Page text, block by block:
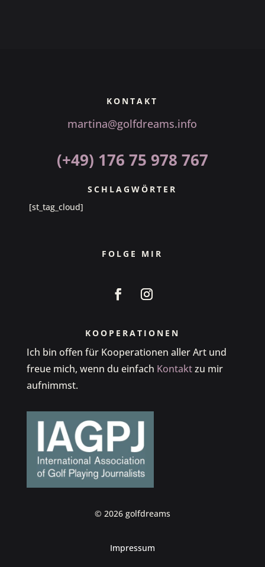
KONTAKT
martina@golfdreams.info
(+49) 176 75 978 767
SCHLAGWÖRTER
[st_tag_cloud]
FOLGE MIR
KOOPERATIONEN
Ich bin offen für Kooperationen aller Art und
freue mich, wenn du einfach Kontaktzu mir
aufnimmst.
© 2026 golfdreams
Impressum